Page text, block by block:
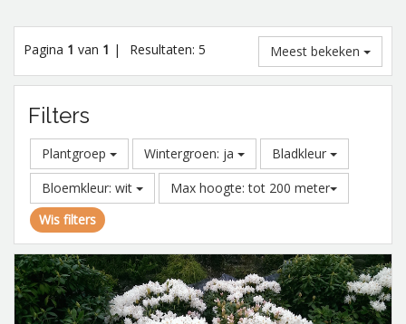
Pagina 1 van 1 | Resultaten: 5 Meest bekeken
Filters
Plantgroep Wintergroen: ja
Bladkleur
Bloemkleur: wit
Max hoogte: tot 200 meter
Wis filters